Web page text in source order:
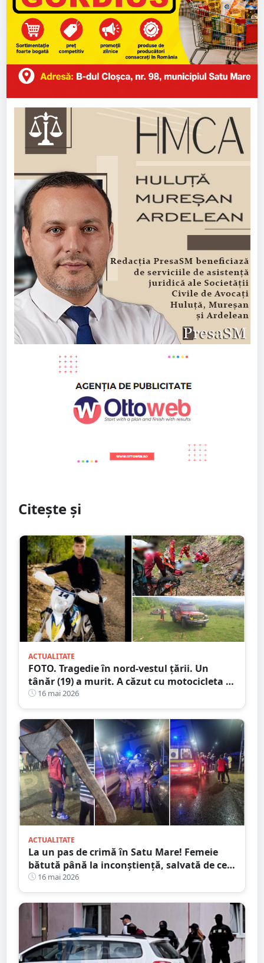
Citește și
ACTUALITATE
FOTO. Tragedie în nord-vestul țării. Un
tânăr (19) a murit. A căzut cu motocicleta în
prăpastie
16 mai 2026
ACTUALITATE
La un pas de crimă în Satu Mare! Femeie
bătută până la inconștiență, salvată de cei
4 copilași
16 mai 2026